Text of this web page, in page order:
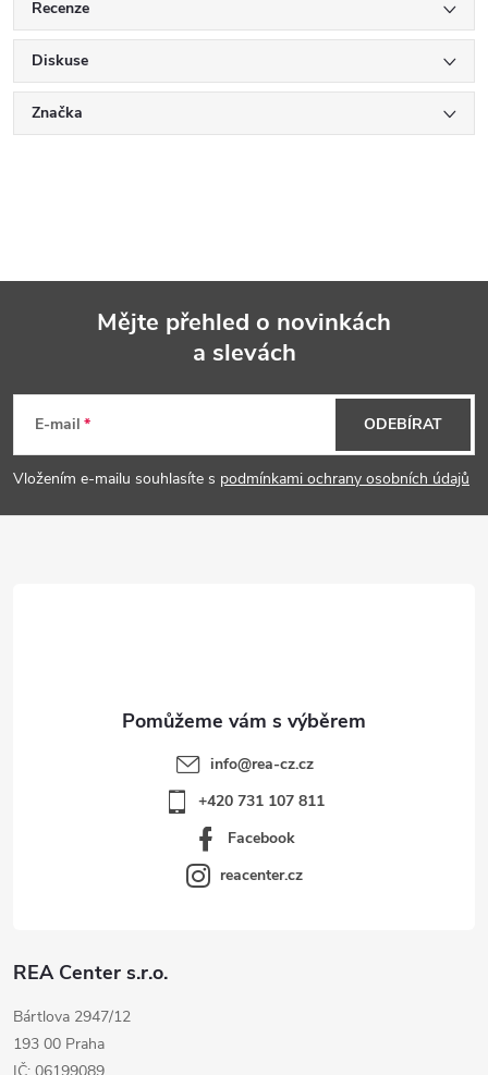
Recenze
Diskuse
Značka
p
a
Mějte přehled o novinkách
a slevách
E-mail
Vložením e-mailu souhlasíte s podmínkami ochrany osobních údajů
ODEBÍRAT
REA Center s.r.o.
Bártlova 2947/12
193 00 Praha
IČ: 06199089
info@rea-cz.cz
+420 731 107 811
Facebook
reacenter.cz